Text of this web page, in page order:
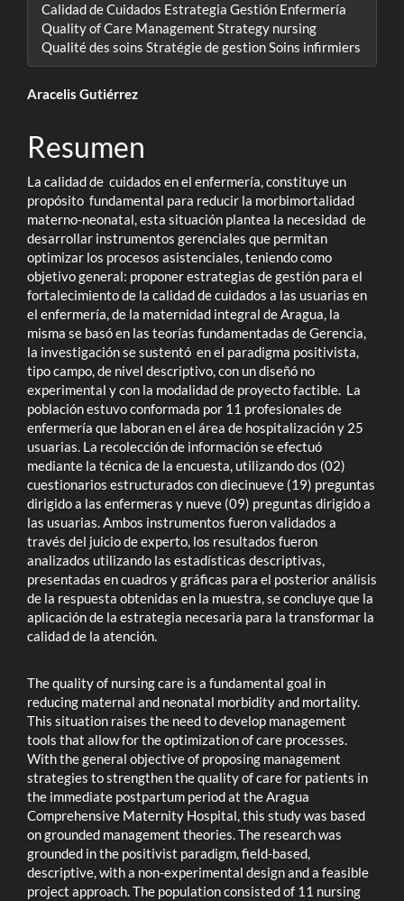
Calidad de Cuidados Estrategia Gestión Enfermería
Quality of Care Management Strategy nursing
Qualité des soins Stratégie de gestion Soins infirmiers
Contenido
principal
del
artículo
Aracelis Gutiérrez
Resumen
La calidad de cuidados en el enfermería, constituye un
propósito fundamental para reducir la morbimortalidad
materno-neonatal, esta situación plantea la necesidad de
desarrollar instrumentos gerenciales que permitan
optimizar los procesos asistenciales, teniendo como
objetivo general: proponer estrategias de gestión para el
fortalecimiento de la calidad de cuidados a las usuarias en
el enfermería, de la maternidad integral de Aragua, la
misma se basó en las teorías fundamentadas de Gerencia,
la investigación se sustentó en el paradigma positivista,
tipo campo, de nivel descriptivo, con un diseñó no
experimental y con la modalidad de proyecto factible. La
población estuvo conformada por 11 profesionales de
enfermería que laboran en el área de hospitalización y 25
usuarias. La recolección de información se efectuó
mediante la técnica de la encuesta, utilizando dos (02)
cuestionarios estructurados con diecinueve (19) preguntas
dirigido a las enfermeras y nueve (09) preguntas dirigido a
las usuarias. Ambos instrumentos fueron validados a
través del juicio de experto, los resultados fueron
analizados utilizando las estadísticas descriptivas,
presentadas en cuadros y gráficas para el posterior análisis
de la respuesta obtenidas en la muestra, se concluye que la
aplicación de la estrategia necesaria para la transformar la
calidad de la atención.
The quality of nursing care is a fundamental goal in
reducing maternal and neonatal morbidity and mortality.
This situation raises the need to develop management
tools that allow for the optimization of care processes.
With the general objective of proposing management
strategies to strengthen the quality of care for patients in
the immediate postpartum period at the Aragua
Comprehensive Maternity Hospital, this study was based
on grounded management theories. The research was
grounded in the positivist paradigm, field-based,
descriptive, with a non-experimental design and a feasible
project approach. The population consisted of 11 nursing